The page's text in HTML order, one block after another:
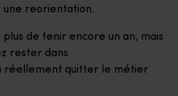
une reorientation.
plus de tenir encore un an, mais
rester dans
réellement quitter le métier